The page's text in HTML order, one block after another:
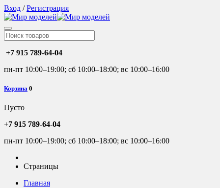
Вход /Регистрация
+7 915 789-64-04
пн-пт 10:00–19:00; сб 10:00–18:00; вс 10:00–16:00
Корзина 0
Пусто
+7 915 789-64-04
пн-пт 10:00–19:00; сб 10:00–18:00; вс 10:00–16:00
Страницы
Главная